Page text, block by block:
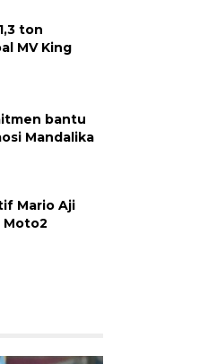
ton
MV King
bantu
Mandalika
Mario Aji